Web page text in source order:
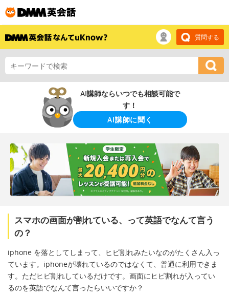
質問する
AI講師ならいつでも相談可能で
す！
AI講師に聞く
スマホの画面が割れている、って英語でなんて言う
の？
iphone を落としてしまって、ヒビ割れみたいなのがたくさん入っ
ています。iphoneが壊れているのではなくて、普通に利用できま
す。ただヒビ割れしているだけです。画面にヒビ割れが入ってい
るのを英語でなんて言ったらいいですか？